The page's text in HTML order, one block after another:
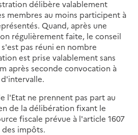
délibère valablement
membres au moins participent à
Quand, après une
régulièrement faite, le conseil
pas réuni en nombre
est prise valablement sans
après seconde convocation à
l'Etat ne prennent pas part au
de la délibération fixant le
fiscale prévue à l'article 1607
impôts.